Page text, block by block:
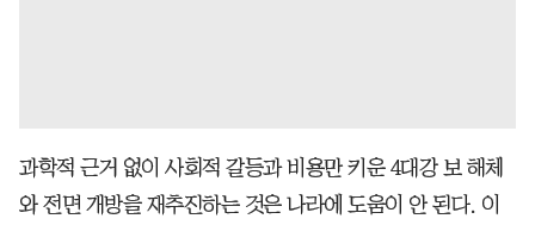
과학적 근거 없이 사회적 갈등과 비용만 키운 4대강 보 해체
와 전면 개방을 재추진하는 것은 나라에 도움이 안 된다. 이